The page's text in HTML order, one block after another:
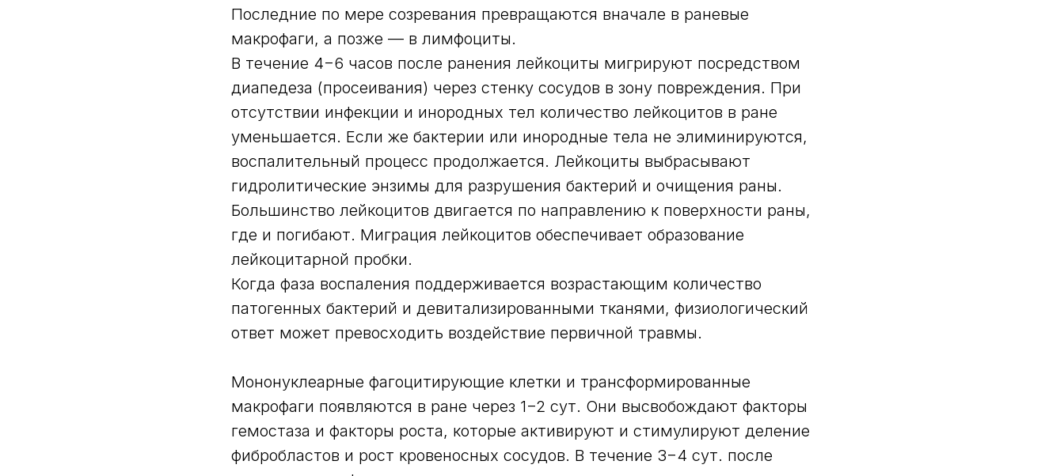
Последние по мере созревания превращаются вначале в раневые
макрофаги, а позже — в лимфоциты.
В течение 4−6 часов после ранения лейкоциты мигрируют посредством
диапедеза (просеивания) через стенку сосудов в зону повреждения. При
отсутствии инфекции и инородных тел количество лейкоцитов в ране
уменьшается. Если же бактерии или инородные тела не элиминируются,
воспалительный процесс продолжается. Лейкоциты выбрасывают
гидролитические энзимы для разрушения бактерий и очищения раны.
Большинство лейкоцитов двигается по направлению к поверхности раны,
где и погибают. Миграция лейкоцитов обеспечивает образование
лейкоцитарной пробки.
Когда фаза воспаления поддерживается возрастающим количество
патогенных бактерий и девитализированными тканями, физиологический
ответ может превосходить воздействие первичной травмы.
Мононуклеарные фагоцитирующие клетки и трансформированные
макрофаги появляются в ране через 1−2 сут. Они высвобождают факторы
гемостаза и факторы роста, которые активируют и стимулируют деление
фибробластов и рост кровеносных сосудов. В течение 3−4 сут. после